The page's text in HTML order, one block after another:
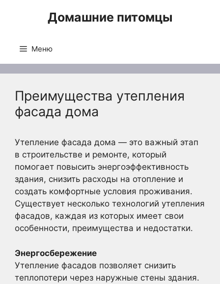
Домашние питомцы
Меню
Преимущества утепления
фасада дома
Утепление фасада дома — это важный этап
в строительстве и ремонте, который
помогает повысить энергоэффективность
здания, снизить расходы на отопление и
создать комфортные условия проживания.
Существует несколько технологий утепления
фасадов, каждая из которых имеет свои
особенности, преимущества и недостатки.
Энергосбережение
Утепление фасадов позволяет снизить
теплопотери через наружные стены здания.